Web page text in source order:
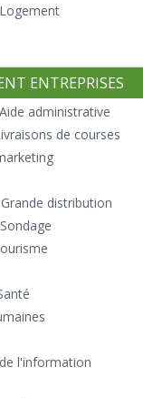
ENTREPRISES
administrative
de courses
distribution
l'information